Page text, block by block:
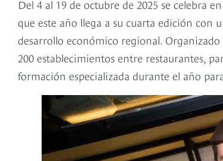
Del 4 al 19 de octubre de 2025 se celebra
que este año llega a su cuarta edición
desarrollo económico regional.
200 establecimientos entre restaurantes,
formación especializada durante el año